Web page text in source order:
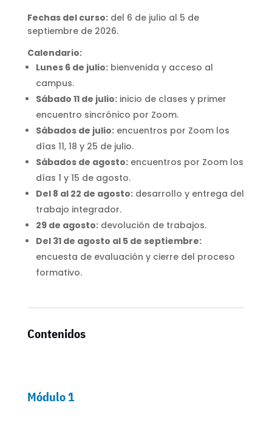
Fechas del curso:del 6 de julio al 5 de
septiembre de 2026.
Calendario:
Lunes 6 de julio:bienvenida y acceso al
campus.
Sábado 11 de julio:inicio de clases y primer
encuentro sincrónico por Zoom.
Sábados de julio:encuentros por Zoom los
días 11, 18 y 25 de julio.
Sábados de agosto:encuentros por Zoom los
días 1 y 15 de agosto.
Del 8 al 22 de agosto:desarrollo y entrega del
trabajo integrador.
29 de agosto:devolución de trabajos.
Del 31 de agosto al 5 de septiembre:
encuesta de evaluación y cierre del proceso
formativo.
Contenidos
Módulo 1